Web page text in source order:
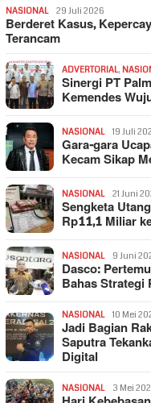
NASIONAL 29 Juli 2026
Berderet Kasus,
Terancam
ADVERTORIAL,
Sinergi PT
Kemendes
NASIONAL 19 Juli
Gara-gara
Kecam Sikap
NASIONAL 21 Juni
Sengketa
Rp11,1 Miliar
NASIONAL 9 Juni
Dasco:
Bahas Strategi
NASIONAL 10 Mei
Jadi Bagian
Saputra
Digital
NASIONAL 3 Mei